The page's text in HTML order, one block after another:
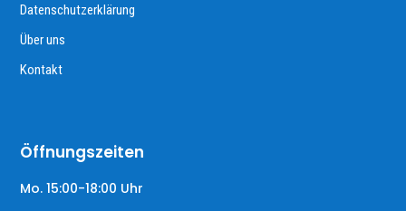
Datenschutzerklärung
Über uns
Kontakt
Öffnungszeiten
Mo. 15:00-18:00 Uhr